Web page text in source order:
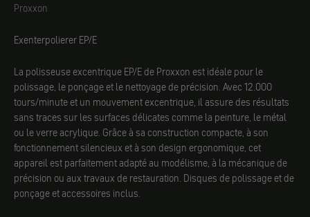
Proxxon
Proxxon
Exenterpolierer EP/E
La polisseuse excentrique EP/E de Proxxon est idéale pour le
polissage, le ponçage et le nettoyage de précision. Avec 12.000
tours/minute et un mouvement excentrique, il assure des résultats
sans traces sur les surfaces délicates comme la peinture, le métal
ou le verre acrylique. Grâce à sa construction compacte, à son
fonctionnement silencieux et à son design ergonomique, cet
appareil est parfaitement adapté au modélisme, à la mécanique de
précision ou aux travaux de restauration. Disques de polissage et de
ponçage et accessoires inclus.